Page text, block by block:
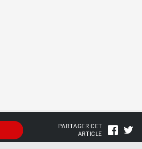
PARTAGER CET
ARTICLE